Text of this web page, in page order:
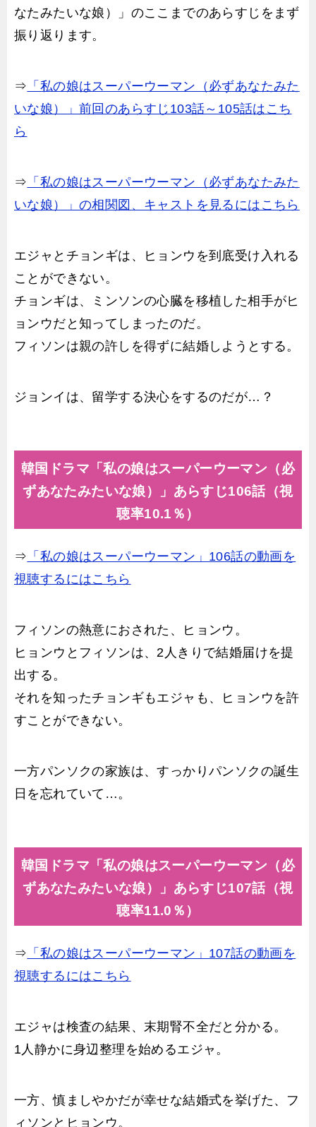
なたみたいな娘）」のここまでのあらすじをまず
振り返ります。
⇒ 「私の娘はスーパーウーマン（必ずあなたみた
いな娘）」前回のあらすじ103話～105話はこち
ら
⇒ 「私の娘はスーパーウーマン（必ずあなたみた
いな娘）」の相関図、キャストを見るにはこちら
エジャとチョンギは、ヒョンウを到底受け入れる
ことができない。
チョンギは、ミンソンの心臓を移植した相手がヒ
ョンウだと知ってしまったのだ。
フィソンは親の許しを得ずに結婚しようとする。
ジョンイは、留学する決心をするのだが…？
韓国ドラマ「私の娘はスーパーウーマン（必
ずあなたみたいな娘）」あらすじ106話（視
聴率10.1％）
⇒ 「私の娘はスーパーウーマン」106話の動画を
視聴するにはこちら
フィソンの熱意におされた、ヒョンウ。
ヒョンウとフィソンは、2人きりで結婚届けを提
出する。
それを知ったチョンギもエジャも、ヒョンウを許
すことができない。
一方パンソクの家族は、すっかりパンソクの誕生
日を忘れていて…。
韓国ドラマ「私の娘はスーパーウーマン（必
ずあなたみたいな娘）」あらすじ107話（視
聴率11.0％）
⇒ 「私の娘はスーパーウーマン」107話の動画を
視聴するにはこちら
エジャは検査の結果、末期腎不全だと分かる。
1人静かに身辺整理を始めるエジャ。
一方、慎ましやかだが幸せな結婚式を挙げた、フ
ィソンとヒョンウ。